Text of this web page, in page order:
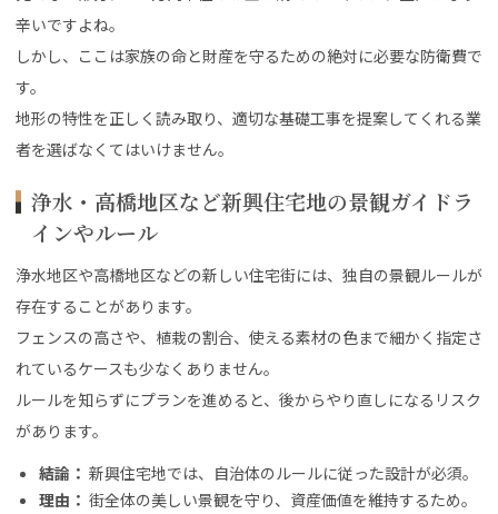
辛いですよね。
しかし、ここは家族の命と財産を守るための絶対に必要な防衛費で
す。
地形の特性を正しく読み取り、適切な基礎工事を提案してくれる業
者を選ばなくてはいけません。
浄水・高橋地区など新興住宅地の景観ガイドラ
インやルール
浄水地区や高橋地区などの新しい住宅街には、独自の景観ルールが
存在することがあります。
フェンスの高さや、植栽の割合、使える素材の色まで細かく指定さ
れているケースも少なくありません。
ルールを知らずにプランを進めると、後からやり直しになるリスク
があります。
結論： 新興住宅地では、自治体のルールに従った設計が必須。
理由： 街全体の美しい景観を守り、資産価値を維持するため。